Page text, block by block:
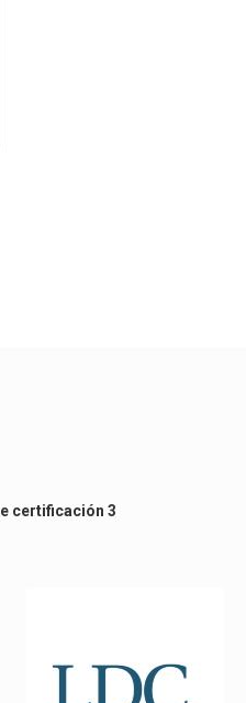
certificación 3